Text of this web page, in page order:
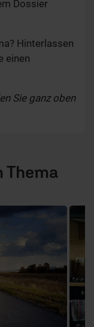
Dossier
Hinterlassen
einen
Sie ganz oben
Thema